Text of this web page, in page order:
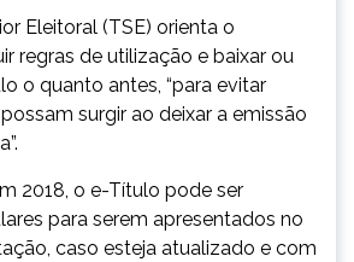
Eleitoral (TSE) orienta o
regras de utilização e baixar ou
o quanto antes, “para evitar
surgir ao deixar a emissão
2018, o e-Título pode ser
para serem apresentados no
caso esteja atualizado e com